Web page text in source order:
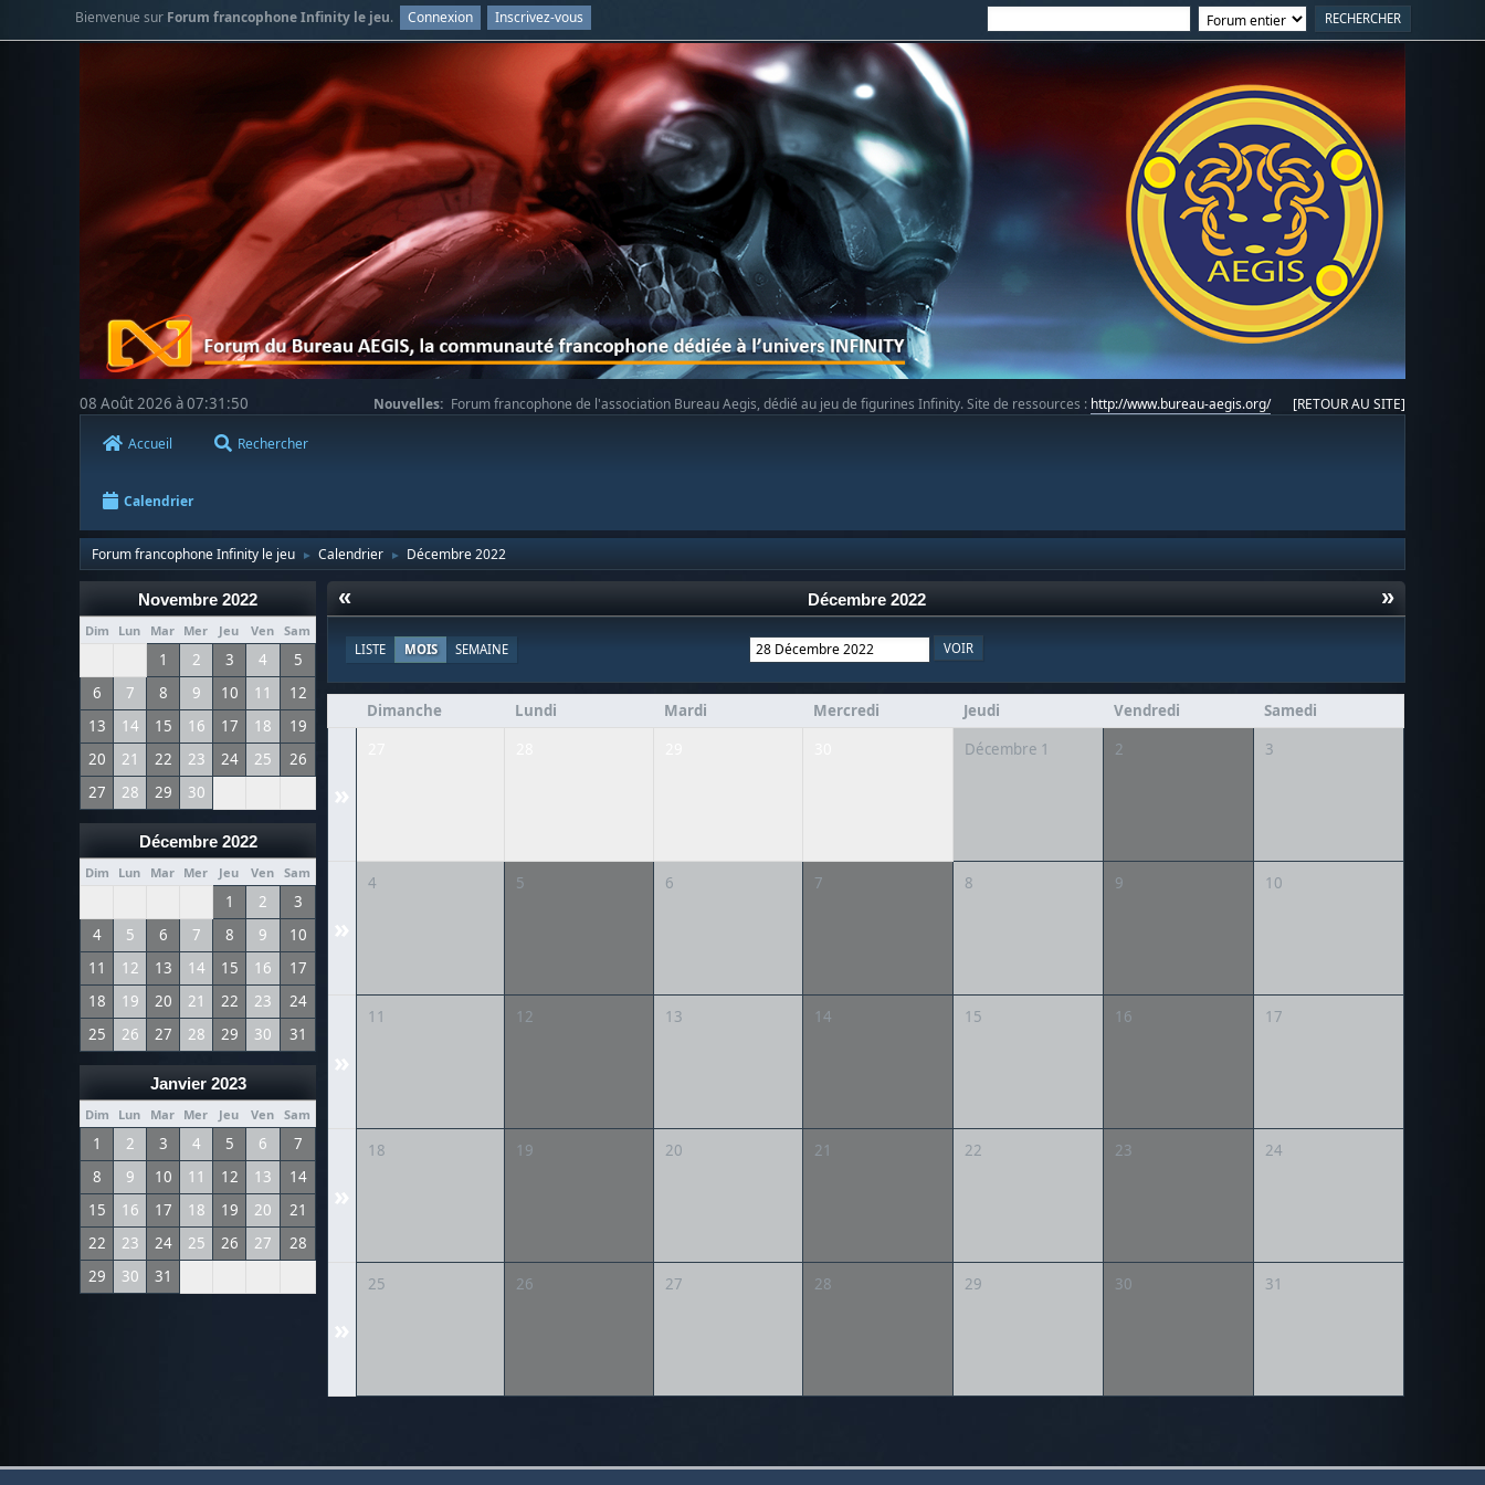
Bienvenue sur Forum francophone Infinity le jeu. Connexion Inscrivez-vous
[RETOUR AU SITE]
08 Août 2026 à 07:31:50 Nouvelles: Forum francophone de l'association Bureau Aegis, dédié au jeu de figurines Infinity. Site de ressources : http://www.bureau-aegis.org/
Accueil Rechercher
Calendrier
Forum francophone Infinity le jeu ► Calendrier ► Décembre 2022
Novembre 2022
Dim Lun Mar Mer Jeu Ven Sam
1 2 3 4
5
6
7 8 9 10 11
12
13
14 15 16 17 18
19
20
21 22 23 24 25
26
27
28 29 30
Décembre 2022
Dim Lun Mar Mer Jeu Ven Sam
1 2
3
4
5 6 7 8 9
10
11
12 13 14 15 16
17
18
19 20 21 22 23
24
25
26 27 28 29 30 31
Janvier 2023
Dim Lun Mar Mer Jeu Ven Sam
1 2 3 4 5 6
7
8
9 10 11 12 13
14
15
16 17 18 19 20
21
22
23 24 25 26 27
28
29
30 31
« »
Décembre 2022
LISTE MOIS SEMAINE
Dimanche Lundi Mardi Mercredi Jeudi Vendredi Samedi
»
Décembre 1 2 3
»
4 5 6 7 8 9 10
»
11 12 13 14 15 16 17
»
18 19 20 21 22 23 24
»
25 26 27 28 29 30 31